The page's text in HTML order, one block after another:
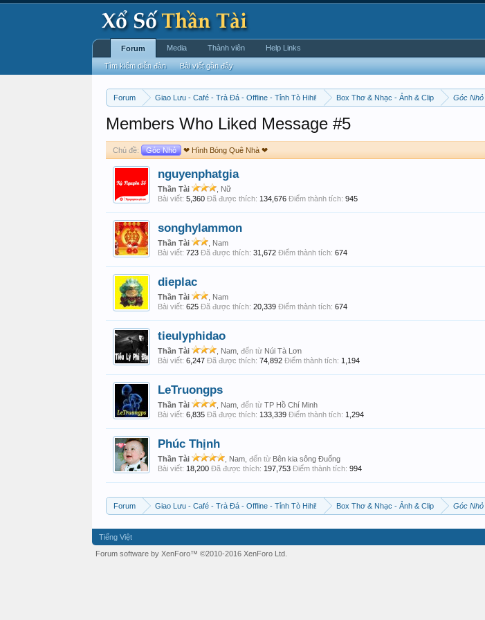
Forum Giao Lưu - Café - Trà Đá - Offline - Tỉnh Tò Hihi! Box Thơ & Nhạc - Ảnh & Clip Góc Nhỏ
Members Who Liked Message #5
Chủ đề: Góc Nhỏ ❤ Hình Bóng Quê Nhà ❤
nguyenphatgia
Thần Tài
, Nữ
Bài viết: 5,360 Đã được thích: 134,676 Điểm thành tích: 945
songhylammon
Thần Tài
, Nam
Bài viết: 723 Đã được thích: 31,672 Điểm thành tích: 674
dieplac
Thần Tài
, Nam
Bài viết: 625 Đã được thích: 20,339 Điểm thành tích: 674
tieulyphidao
Thần Tài , Nam, đến từ Núi Tà Lơn
Bài viết: 6,247 Đã được thích: 74,892 Điểm thành tích: 1,194
LeTruongps
Thần Tài , Nam, đến từ TP Hồ Chí Minh
Bài viết: 6,835 Đã được thích: 133,339 Điểm thành tích: 1,294
Phúc Thịnh
Thần Tài , Nam, đến từ Bên kia sông Đuống
Bài viết: 18,200 Đã được thích: 197,753 Điểm thành tích: 994
Forum Giao Lưu - Café - Trà Đá - Offline - Tỉnh Tò Hihi! Box Thơ & Nhạc - Ảnh & Clip Góc Nhỏ
Forum
Tìm kiếm diễn đàn Bài viết gần đây
Media Thành viên Help Links
Tiếng Việt
Forum software by XenForo™ ©2010-2016 XenForo Ltd.